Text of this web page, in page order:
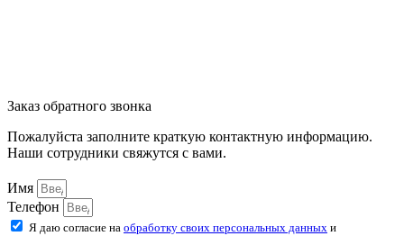
Заказ обратного звонка
Пожалуйста заполните краткую контактную информацию.
Наши сотрудники свяжутся с вами.
Имя
Телефон
Я даю согласие на обработку своих персональных данных и